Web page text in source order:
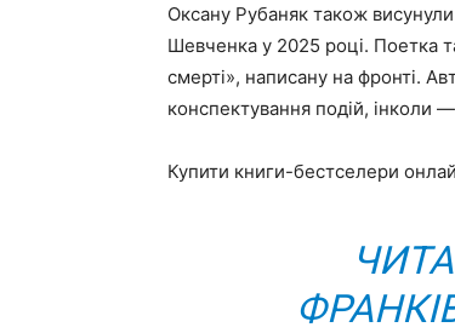
Оксану Рубаняк також висунули
Шевченка у 2025 році. Поетка
смерті», написану на фронті.
конспектування подій, інколи
Купити книги-бестселери